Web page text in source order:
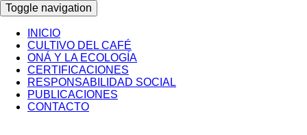
Toggle navigation
INICIO
CULTIVO DEL CAFÉ
ONÁ Y LA ECOLOGÍA
CERTIFICACIONES
RESPONSABILIDAD SOCIAL
PUBLICACIONES
CONTACTO